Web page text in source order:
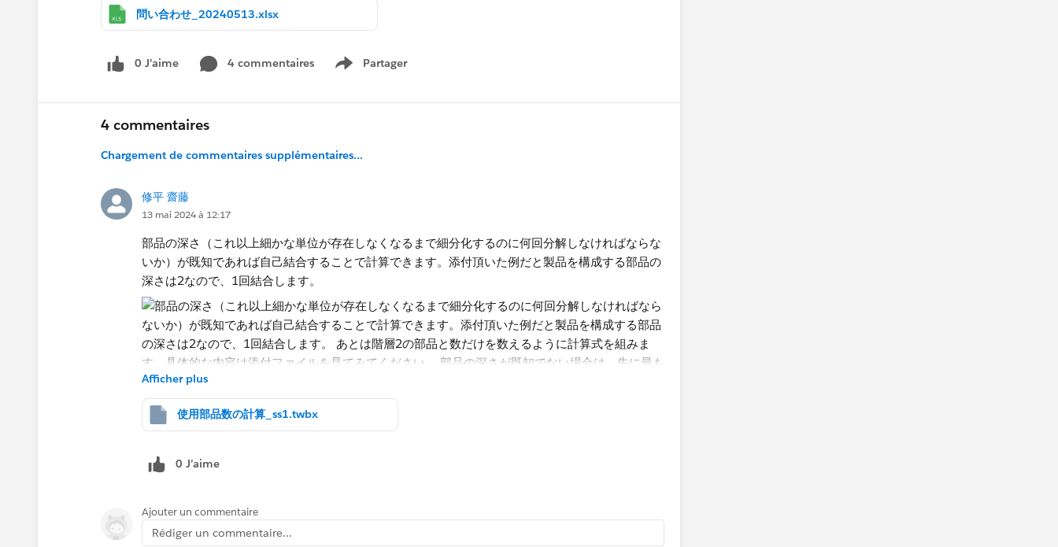
問い合わせ_20240513.xlsx
0 J’aime 4 commentaires Partager
Show menu
4 commentaires
Chargement de commentaires supplémentaires...
修平 齋藤
13 mai 2024 à 12:17
部品の深さ（これ以上細かな単位が存在しなくなるまで細分化するのに何回分解しなければならな
いか）が既知であれば自己結合することで計算できます。添付頂いた例だと製品を構成する部品の
深さは2なので、1回結合します。
あとは階層2の部品と数だけを数えるように計算式を組みます。具体的な内容は添付ファイルを見
これはリカーシブな処理になるので、TableauでというよりもETLツールやプログラムで作ることが
多いと思います。
Afficher plus
使用部品数の計算_ss1.twbx
0 J’aime
Ajouter un commentaire
Rédiger un commentaire...